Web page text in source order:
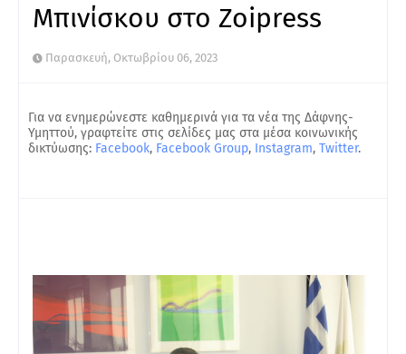
Μπινίσκου στο Zoipress
Παρασκευή, Οκτωβρίου 06, 2023
Για να ενημερώνεστε καθημερινά για τα νέα της Δάφνης-
Υμηττού, γραφτείτε στις σελίδες μας στα μέσα κοινωνικής
δικτύωσης: Facebook, Facebook Group, Instagram, Twitter.